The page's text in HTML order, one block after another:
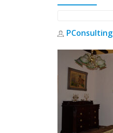
PConsulting